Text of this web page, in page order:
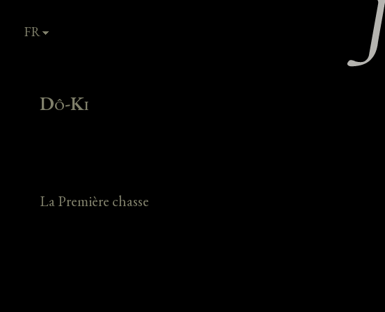
FR
Dô-Ki
La Première chasse